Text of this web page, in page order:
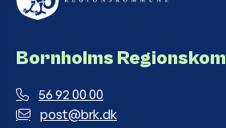
Bornholms
56 92 00 00
post@brk.dk